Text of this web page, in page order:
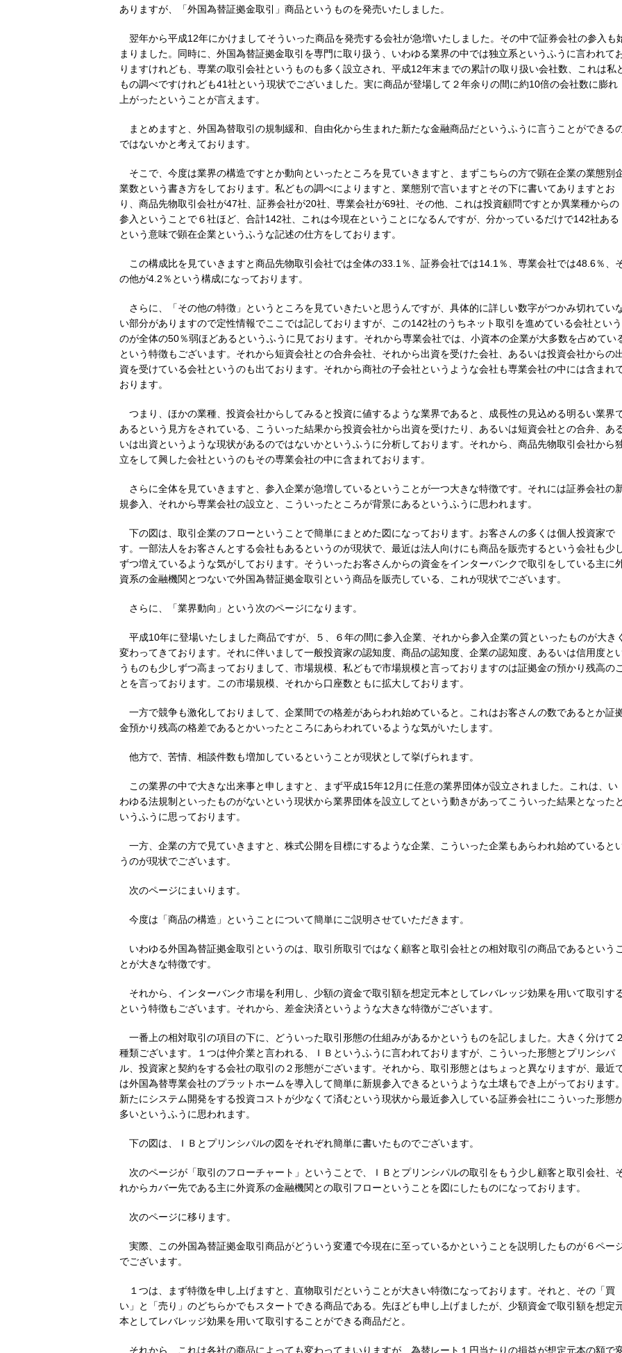
ありますが、「外国為替証拠金取引」商品というものを発売いたしました。
翌年から平成12年にかけましてそういった商品を発売する会社が急増いたしました。その中で証券会社の参入も
まりました。同時に、外国為替証拠金取引を専門に取り扱う、いわゆる業界の中では独立系というふうに言われて
りますけれども、専業の取引会社というものも多く設立され、平成12年末までの累計の取り扱い会社数、これは私
もの調べですけれども41社という現状でございました。実に商品が登場して２年余りの間に約10倍の会社数に膨れ
上がったということが言えます。
まとめますと、外国為替取引の規制緩和、自由化から生まれた新たな金融商品だというふうに言うことができる
ではないかと考えております。
そこで、今度は業界の構造ですとか動向といったところを見ていきますと、まずこちらの方で顕在企業の業態別
業数という書き方をしております。私どもの調べによりますと、業態別で言いますとその下に書いてありますとお
り、商品先物取引会社が47社、証券会社が20社、専業会社が69社、その他、これは投資顧問ですとか異業種からの
参入ということで６社ほど、合計142社、これは今現在ということになるんですが、分かっているだけで142社ある
という意味で顕在企業というふうな記述の仕方をしております。
この構成比を見ていきますと商品先物取引会社では全体の33.1％、証券会社では14.1％、専業会社では48.6％、
の他が4.2％という構成になっております。
さらに、「その他の特徴」というところを見ていきたいと思うんですが、具体的に詳しい数字がつかみ切れてい
い部分がありますので定性情報でここでは記しておりますが、この142社のうちネット取引を進めている会社という
のが全体の50％弱ほどあるというふうに見ております。それから専業会社では、小資本の企業が大多数を占めてい
という特徴もございます。それから短資会社との合弁会社、それから出資を受けた会社、あるいは投資会社からの
資を受けている会社というのも出ております。それから商社の子会社というような会社も専業会社の中には含まれ
おります。
つまり、ほかの業種、投資会社からしてみると投資に値するような業界であると、成長性の見込める明るい業界
あるという見方をされている、こういった結果から投資会社から出資を受けたり、あるいは短資会社との合弁、あ
いは出資というような現状があるのではないかというふうに分析しております。それから、商品先物取引会社から
立をして興した会社というのもその専業会社の中に含まれております。
さらに全体を見ていきますと、参入企業が急増しているということが一つ大きな特徴です。それには証券会社の
規参入、それから専業会社の設立と、こういったところが背景にあるというふうに思われます。
下の図は、取引企業のフローということで簡単にまとめた図になっております。お客さんの多くは個人投資家で
す。一部法人をお客さんとする会社もあるというのが現状で、最近は法人向けにも商品を販売するという会社も少
ずつ増えているような気がしております。そういったお客さんからの資金をインターバンクで取引をしている主に
資系の金融機関とつないで外国為替証拠金取引という商品を販売している、これが現状でございます。
さらに、「業界動向」という次のページになります。
平成10年に登場いたしました商品ですが、５、６年の間に参入企業、それから参入企業の質といったものが大きく
変わってきております。それに伴いまして一般投資家の認知度、商品の認知度、企業の認知度、あるいは信用度と
うものも少しずつ高まっておりまして、市場規模、私どもで市場規模と言っておりますのは証拠金の預かり残高のこ
とを言っております。この市場規模、それから口座数ともに拡大しております。
一方で競争も激化しておりまして、企業間での格差があらわれ始めていると。これはお客さんの数であるとか証
金預かり残高の格差であるとかいったところにあらわれているような気がいたします。
他方で、苦情、相談件数も増加しているということが現状として挙げられます。
この業界の中で大きな出来事と申しますと、まず平成15年12月に任意の業界団体が設立されました。これは、い
わゆる法規制といったものがないという現状から業界団体を設立してという動きがあってこういった結果となったと
いうふうに思っております。
一方、企業の方で見ていきますと、株式公開を目標にするような企業、こういった企業もあらわれ始めていると
うのが現状でございます。
次のページにまいります。
今度は「商品の構造」ということについて簡単にご説明させていただきます。
いわゆる外国為替証拠金取引というのは、取引所取引ではなく顧客と取引会社との相対取引の商品であるというこ
とが大きな特徴です。
それから、インターバンク市場を利用し、少額の資金で取引額を想定元本としてレバレッジ効果を用いて取引す
という特徴もございます。それから、差金決済というような大きな特徴がございます。
一番上の相対取引の項目の下に、どういった取引形態の仕組みがあるかというものを記しました。大きく分けて２
種類ございます。１つは仲介業と言われる、ＩＢというふうに言われておりますが、こういった形態とプリンシパ
ル、投資家と契約をする会社の取引の２形態がございます。それから、取引形態とはちょっと異なりますが、最近
は外国為替専業会社のプラットホームを導入して簡単に新規参入できるというような土壌もでき上がっております。
新たにシステム開発をする投資コストが少なくて済むという現状から最近参入している証券会社にこういった形態
多いというふうに思われます。
下の図は、ＩＢとプリンシパルの図をそれぞれ簡単に書いたものでございます。
次のページが「取引のフローチャート」ということで、ＩＢとプリンシパルの取引をもう少し顧客と取引会社、
れからカバー先である主に外資系の金融機関との取引フローということを図にしたものになっております。
次のページに移ります。
実際、この外国為替証拠金取引商品がどういう変遷で今現在に至っているかということを説明したものが６ペー
でございます。
１つは、まず特徴を申し上げますと、直物取引だということが大きい特徴になっております。それと、その「買
い」と「売り」のどちらかでもスタートできる商品である。先ほども申し上げましたが、少額資金で取引額を想定
本としてレバレッジ効果を用いて取引することができる商品だと。
それから、これは各社の商品によっても変わってまいりますが、為替レート１円当たりの損益が想定元本の額で